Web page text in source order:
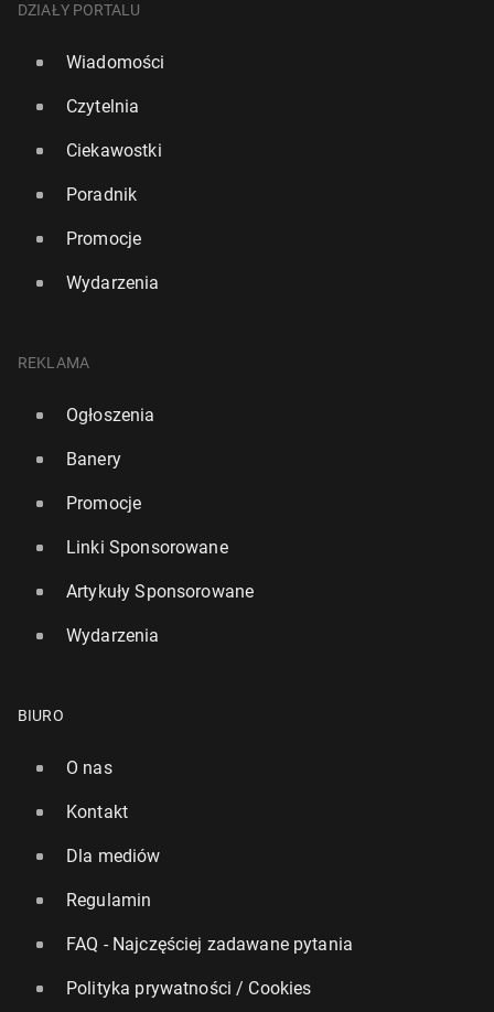
DZIAŁY PORTALU
Wiadomości
Czytelnia
Ciekawostki
Poradnik
Promocje
Wydarzenia
REKLAMA
Ogłoszenia
Banery
Promocje
Linki Sponsorowane
Artykuły Sponsorowane
Wydarzenia
BIURO
O nas
Kontakt
Dla mediów
Regulamin
FAQ - Najczęściej zadawane pytania
Polityka prywatności / Cookies